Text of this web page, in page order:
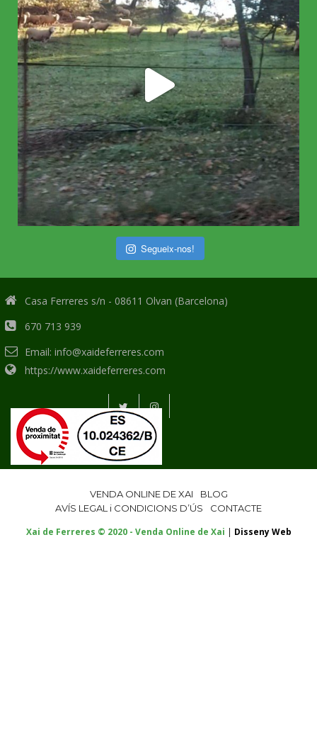
Segueix-nos!
Casa Ferreres s/n - 08611 Olvan (Barcelona)
670 713 939
Email: info@xaideferreres.com
https://www.xaideferreres.com
VENDA ONLINE DE XAI
BLOG
AVÍS LEGAL i CONDICIONS D’ÚS
CONTACTE
Xai de Ferreres © 2020 - Venda Online de Xai | Disseny Web